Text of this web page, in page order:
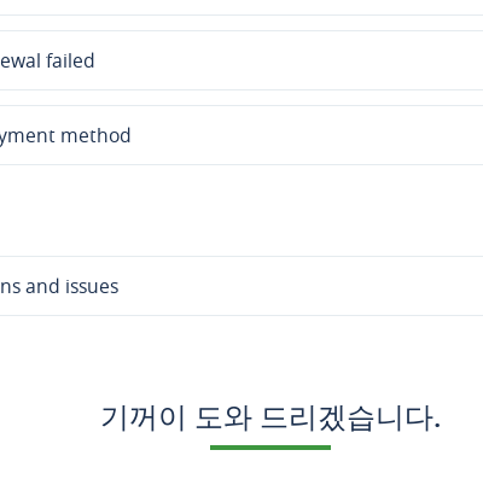
failed
method
and issues
기꺼이 도와 드리겠습니다.